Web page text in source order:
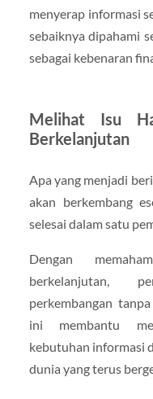
menyerap informasi
sebaiknya dipahami
sebagai kebenaran
Melihat Isu
Berkelanjutan
Apa yang menjadi
akan berkembang
selesai dalam satu
Dengan
berkelanjutan,
perkembangan
ini membantu
kebutuhan informasi
dunia yang terus